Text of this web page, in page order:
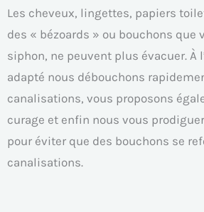
Les cheveux, lingettes, papiers
des « bézoards » ou bouchons que
siphon, ne peuvent plus évacuer. À
adapté nous débouchons
canalisations, vous proposons
curage et enfin nous vous
pour éviter que des bouchons se
canalisations.